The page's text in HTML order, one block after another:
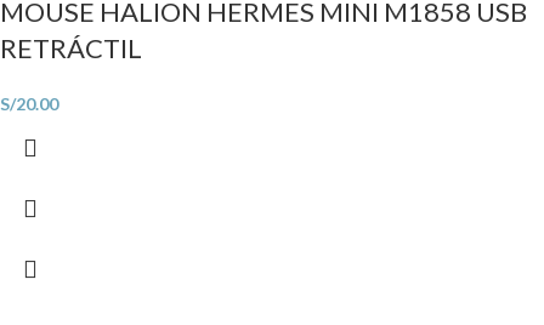
MOUSE HALION HERMES MINI M1858 USB
RETRÁCTIL
S/20.00